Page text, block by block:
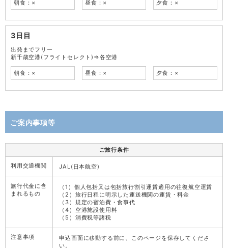
朝食：× 昼食：× 夕食：×
3日目
出発までフリー
新千歳空港(フライトセレクト)⇒各空港
朝食：× 昼食：× 夕食：×
ご案内事項等
ご旅行条件
利用交通機関 JAL(日本航空)
旅行代金に含
まれるもの
（1）個人包括又は包括旅行割引運賃適用の往復航空運賃
（2）旅行日程に明示した運送機関の運賃・料金
（3）規定の宿泊費・食事代
（4）空港施設使用料
（5）消費税等諸税
注意事項
申込画面に移動する前に、このページを保存してくださ
い。